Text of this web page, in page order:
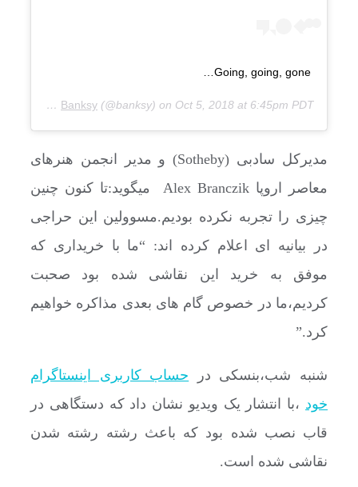
Going, going, gone…
A post shared by Banksy (@banksy) on Oct 5, 2018 at 6:45pm PDT
مدیرکل سادبی (Sotheby) و مدیر انجمن هنرهای
معاصر اروپا Alex Branczik میگوید:تا کنون چنین
چیزی را تجربه نکرده بودیم.مسوولین این حراجی
در بیانیه ای اعلام کرده اند: “ما با خریداری که
موفق به خرید این نقاشی شده بود صحبت
کردیم،ما در خصوص گام های بعدی مذاکره خواهیم
کرد.”
شنبه شب،بنسکی در حساب کاربری اینستاگرام
خود ،با انتشار یک ویدیو نشان داد که دستگاهی در
قاب نصب شده بود که باعث رشته رشته شدن
نقاشی شده است.